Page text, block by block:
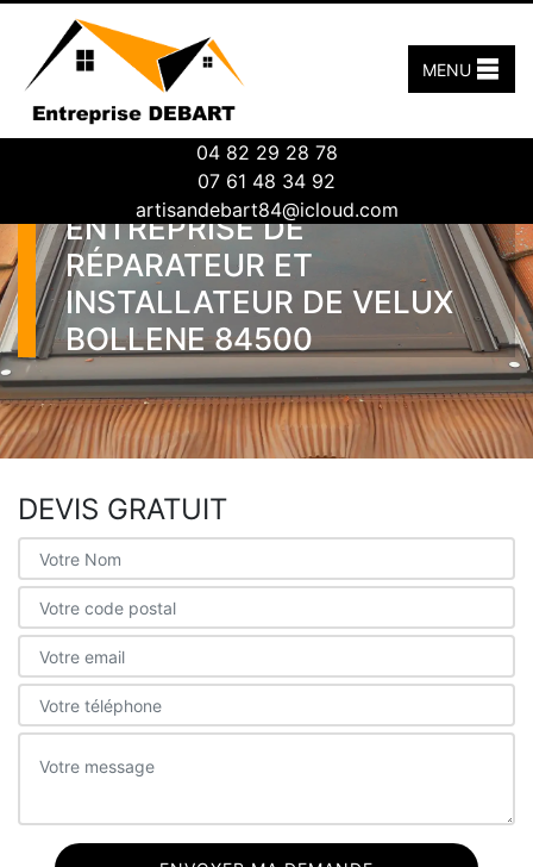
04 82 29 28 78
07 61 48 34 92
artisandebart84@icloud.com
MENU
ENTREPRISE DE
RÉPARATEUR ET
INSTALLATEUR DE VELUX
BOLLENE 84500
DEVIS GRATUIT